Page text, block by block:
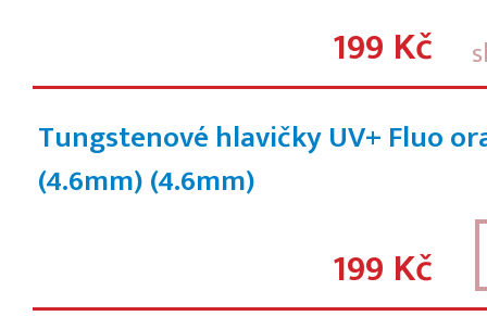
199 Kč
Tungstenové hlavičky UV+ Fluo
(4.6mm)(4.6mm)
199 Kč